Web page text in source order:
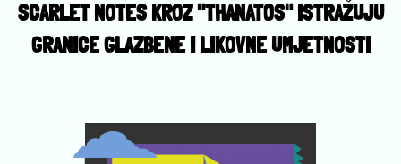
SCARLET NOTES KROZ "THANATOS" ISTRAŽUJU
GRANICE GLAZBENE I LIKOVNE UMJETNOSTI